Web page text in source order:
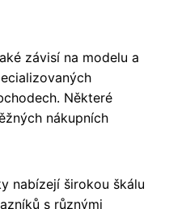
závisí na modelu a
Některé
nákupních
nabízejí širokou škálu
s různými